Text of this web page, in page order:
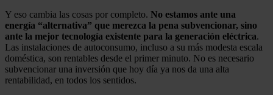
Y eso cambia las cosas por completo. No estamos ante una
energía “alternativa” que merezca la pena subvencionar, sino
ante la mejor tecnología existente para la generación eléctrica.
Las instalaciones de autoconsumo, incluso a su más modesta escala
doméstica, son rentables desde el primer minuto. No es necesario
subvencionar una inversión que hoy día ya nos da una alta
rentabilidad, en todos los sentidos.